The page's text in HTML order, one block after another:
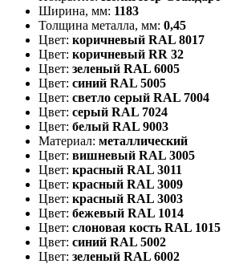
Ширина, мм: 1183
Толщина металла, мм: 0,45
Цвет: коричневый RAL 8017
Цвет: коричневый RR 32
Цвет: зеленый RAL 6005
Цвет: синий RAL 5005
Цвет: светло серый RAL 7004
Цвет: серый RAL 7024
Цвет: белый RAL 9003
Материал: металлический
Цвет: вишневый RAL 3005
Цвет: красный RAL 3011
Цвет: красный RAL 3009
Цвет: красный RAL 3003
Цвет: бежевый RAL 1014
Цвет: слоновая кость RAL 1015
Цвет: синий RAL 5002
Цвет: зеленый RAL 6002